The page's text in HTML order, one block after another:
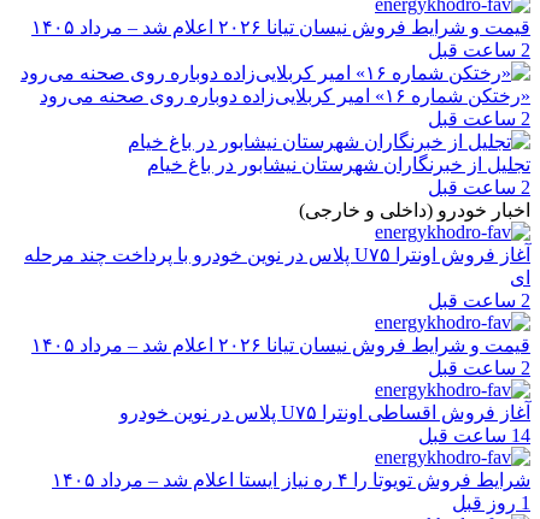
قیمت و شرایط فروش نیسان تیانا ۲۰۲۶ اعلام شد – مرداد ۱۴۰۵
2 ساعت قبل
«رختکن شماره ۱۶» امیر کربلایی‌زاده دوباره روی صحنه می‌رود
2 ساعت قبل
تجلیل از خبرنگاران شهرستان نیشابور در باغ خیام
2 ساعت قبل
اخبار خودرو (داخلی و خارجی)
آغاز فروش اونترا U۷۵ پلاس در نوین خودرو با پرداخت چند مرحله
ای
2 ساعت قبل
قیمت و شرایط فروش نیسان تیانا ۲۰۲۶ اعلام شد – مرداد ۱۴۰۵
2 ساعت قبل
آغاز فروش اقساطی اونترا U۷۵ پلاس در نوین خودرو
14 ساعت قبل
شرایط فروش تویوتا را ۴ ره نیاز ایستا اعلام شد – مرداد ۱۴۰۵
1 روز قبل